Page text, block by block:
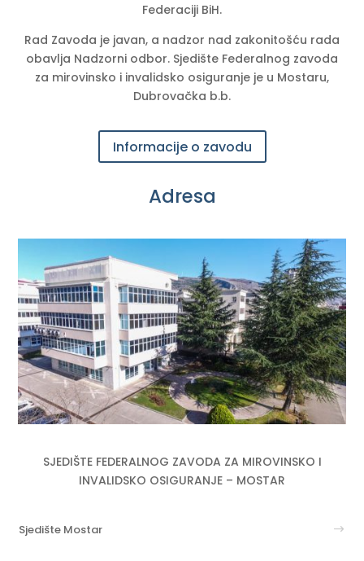
Federaciji BiH.
Rad Zavoda je javan, a nadzor nad zakonitošću rada
obavlja Nadzorni odbor. Sjedište Federalnog zavoda
za mirovinsko i invalidsko osiguranje je u Mostaru,
Dubrovačka b.b.
Informacije o zavodu
Adresa
SJEDIŠTE FEDERALNOG ZAVODA ZA MIROVINSKO I
INVALIDSKO OSIGURANJE – MOSTAR
Sjedište Mostar